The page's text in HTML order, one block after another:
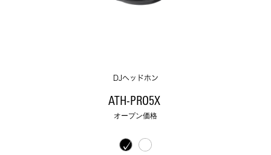
DJヘッドホン
ATH-PRO5X
オープン価格